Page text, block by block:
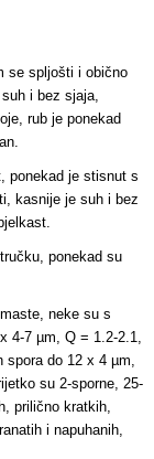
se spljošti i obično
i bez sjaja,
rub je ponekad
ponekad je stisnut s
kasnije je suh i bez
ponekad su
neke su s
4-7 µm, Q = 1.2-2.1,
spora do 12 x 4 µm,
su 2-sporne, 25-
prilično kratkih,
i napuhanih,